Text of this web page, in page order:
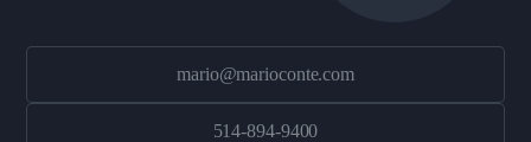
mario@marioconte.com
514-894-9400